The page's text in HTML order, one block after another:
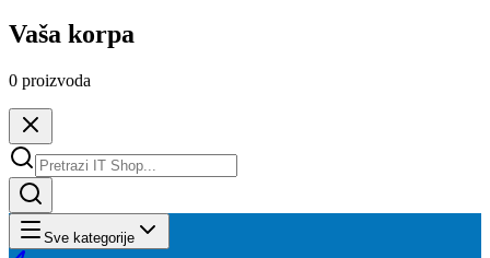
Vaša korpa
0 proizvoda
Sve kategorije